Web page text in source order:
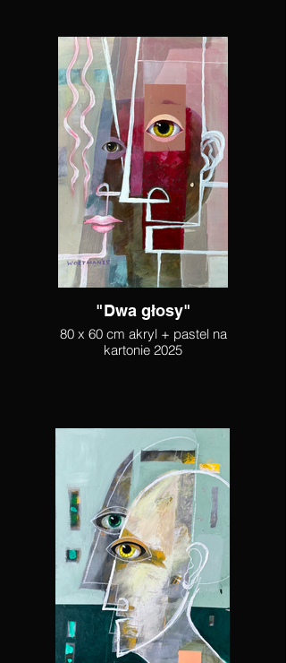
"Dwa głosy"
80 x 60 cm akryl + pastel na
kartonie 2025